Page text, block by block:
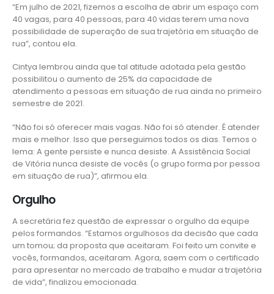
“Em julho de 2021, fizemos a escolha de abrir um espaço com
40 vagas, para 40 pessoas, para 40 vidas terem uma nova
possibilidade de superação de sua trajetória em situação de
rua”, contou ela.
Cintya lembrou ainda que tal atitude adotada pela gestão
possibilitou o aumento de 25% da capacidade de
atendimento a pessoas em situação de rua ainda no primeiro
semestre de 2021.
“Não foi só oferecer mais vagas. Não foi só atender. É atender
mais e melhor. Isso que perseguimos todos os dias. Temos o
lema: A gente persiste e nunca desiste. A Assistência Social
de Vitória nunca desiste de vocês (o grupo forma por pessoa
em situação de rua)”, afirmou ela.
Orgulho
A secretária fez questão de expressar o orgulho da equipe
pelos formandos. “Estamos orgulhosos da decisão que cada
um tomou; da proposta que aceitaram. Foi feito um convite e
vocês, formandos, aceitaram. Agora, saem com o certificado
para apresentar no mercado de trabalho e mudar a trajetória
de vida”, finalizou emocionada.